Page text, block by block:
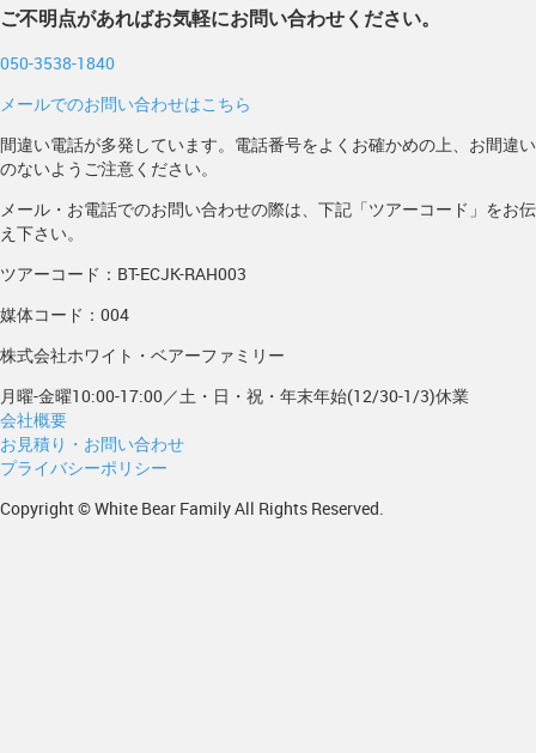
ご不明点があればお気軽にお問い合わせください。
050-3538-1840
メールでのお問い合わせはこちら
間違い電話が多発しています。電話番号をよくお確かめの上、お間違い
のないようご注意ください。
メール・お電話でのお問い合わせの際は、下記「ツアーコード」をお伝
え下さい。
ツアーコード：BT-ECJK-RAH003
媒体コード：004
株式会社ホワイト・ベアーファミリー
月曜-金曜10:00-17:00／土・日・祝・年末年始(12/30-1/3)休業
会社概要
お見積り・お問い合わせ
プライバシーポリシー
Copyright © White Bear Family All Rights Reserved.